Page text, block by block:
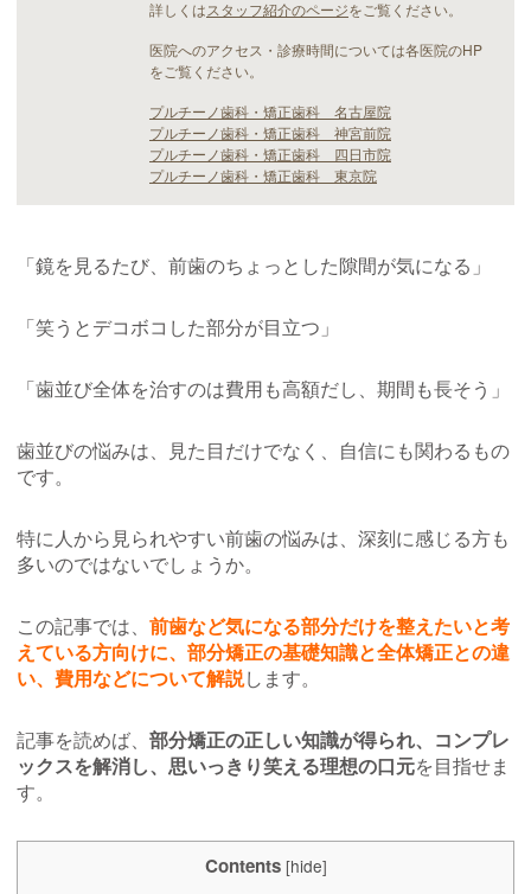
詳しくはスタッフ紹介のページをご覧ください。
医院へのアクセス・診療時間については各医院のHP
をご覧ください。
プルチーノ歯科・矯正歯科 名古屋院
プルチーノ歯科・矯正歯科 神宮前院
プルチーノ歯科・矯正歯科 四日市院
プルチーノ歯科・矯正歯科 東京院
「鏡を見るたび、前歯のちょっとした隙間が気になる」
「笑うとデコボコした部分が目立つ」
「歯並び全体を治すのは費用も高額だし、期間も長そう」
歯並びの悩みは、見た目だけでなく、自信にも関わるもの
です。
特に人から見られやすい前歯の悩みは、深刻に感じる方も
多いのではないでしょうか。
この記事では、 前歯など気になる部分だけを整えたいと考
えている方向けに、部分矯正の基礎知識と全体矯正との違
い、費用などについて解説します。
記事を読めば、 部分矯正の正しい知識が得られ、コンプレ
ックスを解消し、思いっきり笑える理想の口元を目指せま
す。
Contents [hide]